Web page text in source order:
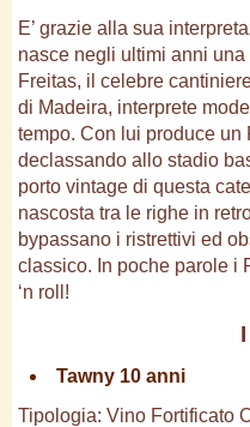
E’ grazie alla sua
nasce negli ultimi anni
Freitas, il celebre
di Madeira, interprete
tempo. Con lui produce un
declassando allo stadio
porto vintage di questa
nascosta tra le righe in
bypassano i ristrettivi ed
classico. In poche parole i
‘n roll!
Tawny 10 anni
Tipologia: Vino Fortificato